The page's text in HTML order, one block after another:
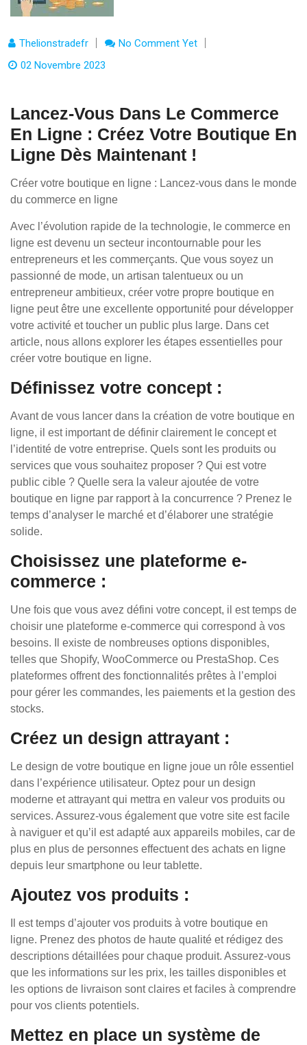
Thelionstradefr
No Comment Yet
02 Novembre 2023
Lancez-Vous Dans Le Commerce
En Ligne : Créez Votre Boutique En
Ligne Dès Maintenant !
Créer votre boutique en ligne : Lancez-vous dans le monde
du commerce en ligne
Avec l’évolution rapide de la technologie, le commerce en
ligne est devenu un secteur incontournable pour les
entrepreneurs et les commerçants. Que vous soyez un
passionné de mode, un artisan talentueux ou un
entrepreneur ambitieux, créer votre propre boutique en
ligne peut être une excellente opportunité pour développer
votre activité et toucher un public plus large. Dans cet
article, nous allons explorer les étapes essentielles pour
créer votre boutique en ligne.
Définissez votre concept :
Avant de vous lancer dans la création de votre boutique en
ligne, il est important de définir clairement le concept et
l’identité de votre entreprise. Quels sont les produits ou
services que vous souhaitez proposer ? Qui est votre
public cible ? Quelle sera la valeur ajoutée de votre
boutique en ligne par rapport à la concurrence ? Prenez le
temps d’analyser le marché et d’élaborer une stratégie
solide.
Choisissez une plateforme e-
commerce :
Une fois que vous avez défini votre concept, il est temps de
choisir une plateforme e-commerce qui correspond à vos
besoins. Il existe de nombreuses options disponibles,
telles que Shopify, WooCommerce ou PrestaShop. Ces
plateformes offrent des fonctionnalités prêtes à l’emploi
pour gérer les commandes, les paiements et la gestion des
stocks.
Créez un design attrayant :
Le design de votre boutique en ligne joue un rôle essentiel
dans l’expérience utilisateur. Optez pour un design
moderne et attrayant qui mettra en valeur vos produits ou
services. Assurez-vous également que votre site est facile
à naviguer et qu’il est adapté aux appareils mobiles, car de
plus en plus de personnes effectuent des achats en ligne
depuis leur smartphone ou leur tablette.
Ajoutez vos produits :
Il est temps d’ajouter vos produits à votre boutique en
ligne. Prenez des photos de haute qualité et rédigez des
descriptions détaillées pour chaque produit. Assurez-vous
que les informations sur les prix, les tailles disponibles et
les options de livraison sont claires et faciles à comprendre
pour vos clients potentiels.
Mettez en place un système de